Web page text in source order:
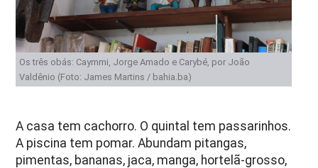
Os três obás: Caymmi, Jorge Amado e Carybé, por João
Valdênio (Foto: James Martins / bahia.ba)
A casa tem cachorro. O quintal tem passarinhos.
A piscina tem pomar. Abundam pitangas,
pimentas, bananas, jaca, manga, hortelã-grosso,